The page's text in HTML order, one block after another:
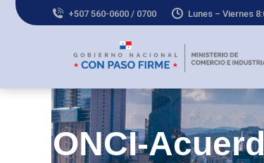
+507 560-0600 / 0700 Lunes – Viernes
ONCI-